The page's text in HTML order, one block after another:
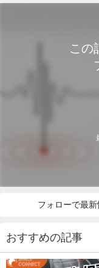
この
フォローで最
おすすめの記事